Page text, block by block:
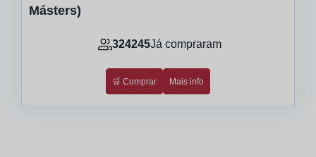
Másters)
324245Já compraram
🛒 Comprar Mais info